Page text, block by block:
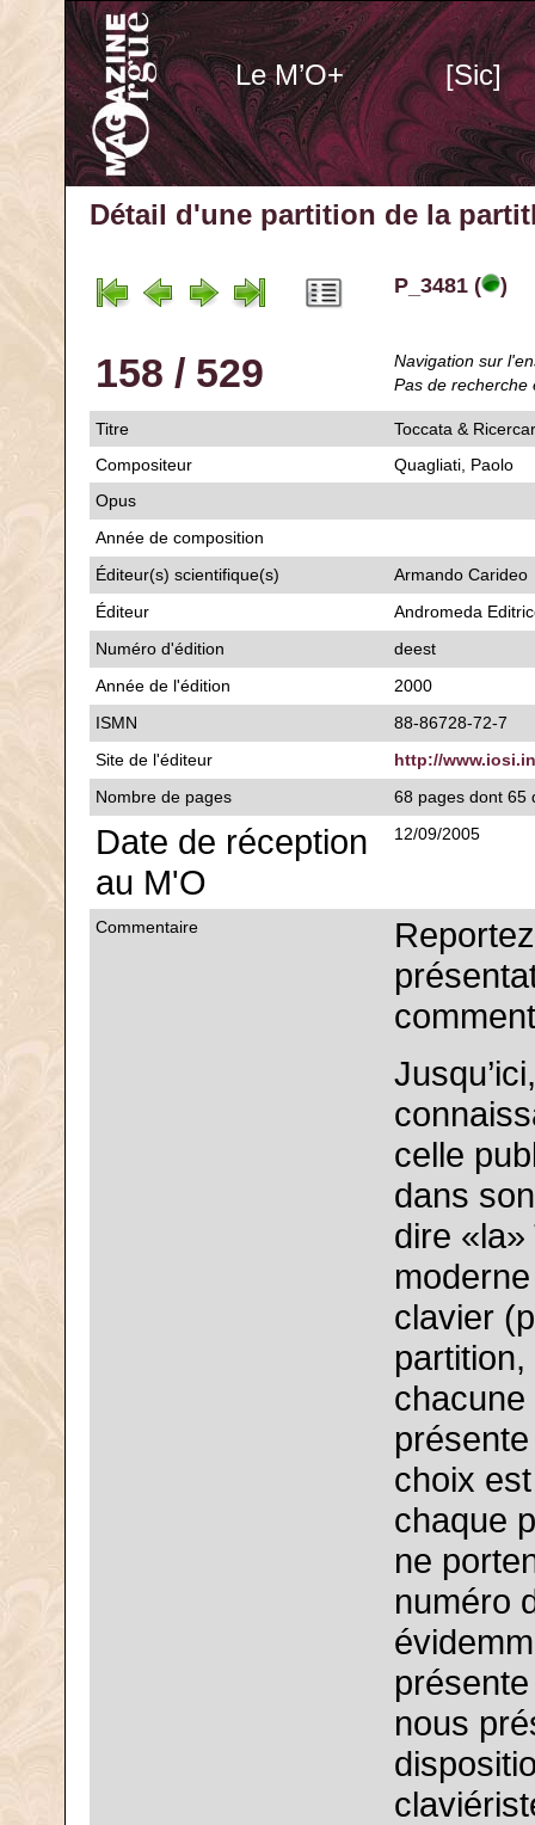
Le M’O+ [Sic]
Détail d'une partition de la
P_3481 ( )
158 / 529
Navigation sur
Pas de recherche
Titre
Toccata &
Compositeur
Quagliati, Paolo
Opus
Année de composition
Éditeur(s) scientifique(s)
Armando Carideo
Éditeur
Andromeda
Numéro d'édition
deest
Année de l'édition
2000
ISMN
88-86728-72-7
Site de l'éditeur
http://
Nombre de pages
68 pages dont 65
Date de réception
au M'O
12/09/2005
Commentaire
celle
dans
dire
clavier
choix
chaque
ne
numéro
nous